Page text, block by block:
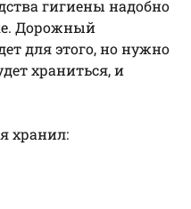
гигиены надобно
Дорожный
для этого, но нужно
храниться, и
хранил: